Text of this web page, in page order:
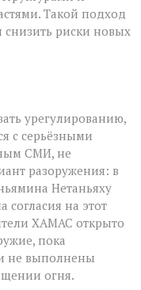
Такой подход
снизить риски новых
урегулированию,
с серьёзными
СМИ, не
разоружения: в
Нетаньяху
согласия на этот
ХАМАС открыто
пока
и не выполнены
огня.